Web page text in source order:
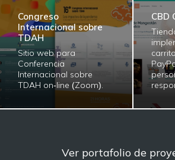
Congreso
Internacional sobre
TDAH
Sitio web para
Conferencia
Internacional sobre
TDAH on-line (Zoom).
CBD
Ver portafolio de